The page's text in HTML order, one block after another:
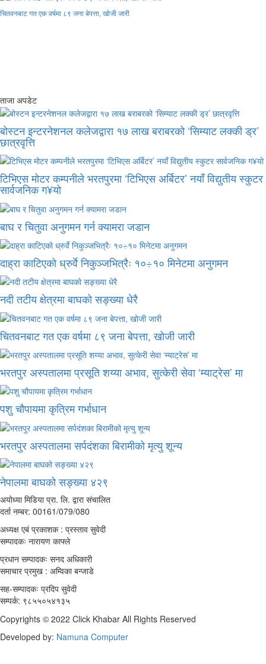
चितवनबाट गत एक वर्षमा ८९ जना बेपत्ता, खोजी जारी
ताजा अपडेट
बोस्टन इन्टरनेशनल कलेजद्वारा १७ लाख बराबरको ‘सिम्याट लक्की ड्र’
छात्रवृत्ति
टिभिएस मोटर कम्पनीले भरतपुरमा ‘टिभिएस अर्बिटर’ नयाँ विद्युतीय स्कुटर
सार्वजनिक ग¥यो
बाघ र चितुवा अनुगमन गर्न क्यामरा जडान
दाह्रा काटिएको ध्रुर्वे निकुञ्जभित्रैः १०÷१० मिनेटमा अनुगमन
नदी तटीय क्षेत्रमा बाघको सङ्ख्या धेरै
चितवनबाट गत एक वर्षमा ८९ जना बेपत्ता, खोजी जारी
भरतपुर अस्पतालमा प्रसूति शय्या अभाव, सुत्केरी सेवा ‘म्याट्रेस’ मा
पशु चौपायमा कृत्रिम गर्भाधान
भरतपुर अस्पतालमा सर्पदंशका बिरामीको मृत्यु शून्य
नेपालमा बाघको सङ्ख्या ४२९
अयोध्या मिडिया प्रा. लि. द्वारा संचालित
दर्ता नम्बर: 00161/079/080
अध्यक्ष एबं प्रकाशक : प्रस्ताव सुवेदी
सम्पादकः नारायण काफ्ले
प्रधान सम्पादकः सनद अधिकारी
समाचार प्रमुख : अम्विका बन्जाडे
सह-सम्पादकः प्रदिप सुवेदी
सम्पर्क: ९८५५०५४१३५
Copyrights © 2022 Click Khabar All Rights Reserved
Developed by: Namuna Computer